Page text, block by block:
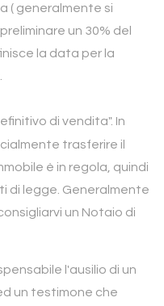
( generalmente si
un 30% del
la data per la
di vendita". In
trasferire il
è in regola, quindi
di legge. Generalmente
un Notaio di
l'ausilio di un
un testimone che